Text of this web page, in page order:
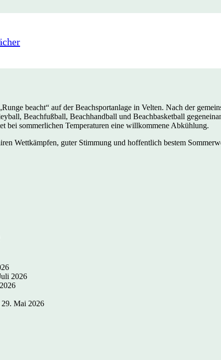
am 03. Juli
beacht“ auf der Beachsportanlage in Velten. Nach der
Beachfußball, Beachhandball und Beachbasketball
bei sommerlichen Temperaturen eine willkommene Abkühlung.
Wettkämpfen, guter Stimmung und hoffentlich bestem
2026
29. Mai 2026